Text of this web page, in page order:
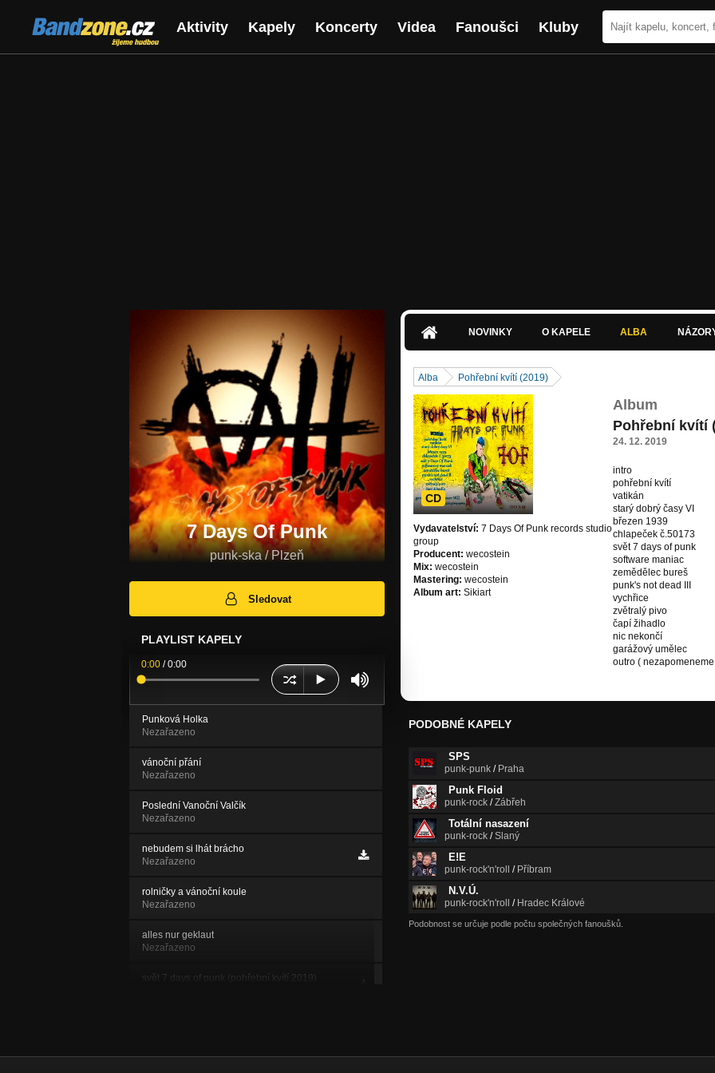
Bandzone.cz
žijeme hudbou
Aktivity Kapely Koncerty Videa Fanoušci Kluby
7 Days Of Punk
punk-ska / Plzeň
Sledovat
PLAYLIST KAPELY
0:00 /0:00
Punková Holka
Nezařazeno
vánoční přání
Nezařazeno
Poslední Vanoční Valčík
Nezařazeno
nebudem si lhát brácho
Nezařazeno
rolničky a vánoční koule
Nezařazeno
alles nur geklaut
Nezařazeno
svět 7 days of punk (pohřební kvítí 2019)
NOVINKY O KAPELE ALBA
Alba Pohřební kvítí (2019)
CD
Vydavatelství: 7 Days Of Punk records studio
group
Producent: wecostein
Mix: wecostein
Mastering: wecostein
Album art: Sikiart
Album
Pohřební kvítí
24. 12. 2019
intro
pohřební kvítí
vatikán
starý dobrý časy VI
březen 1939
chlapeček č.50173
svět 7 days of punk
software maniac
zemědělec bureš
punk's not dead III
vychřice
zvětralý pivo
čapí žihadlo
nic nekončí
garážový umělec
outro (
PODOBNÉ KAPELY
SPS
punk-punk / Praha
Punk Floid
punk-rock /Zábřeh
Totální nasazení
punk-rock /Slaný
E!E
punk-rock'n'roll / Příbram
N.V.Ú.
punk-rock'n'roll / Hradec Králové
Podobnost se určuje podle počtu společných fanoušků.